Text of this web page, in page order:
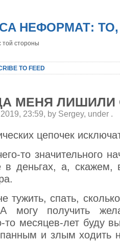
НЕФОРМАТ:
той стороны
TO FEED
МЕНЯ ЛИШИЛИ
23:59, by Sergey, under .
цепочек
то значительного
в деньгах, а, скажем,
тужить, спать,
могу получить
то месяцев-лет буду
и злым ходить